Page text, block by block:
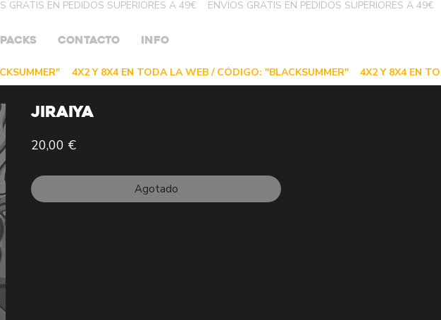
PACKS CONTACTO INFO
JIRAIYA
20,00 €Precio
Agotado